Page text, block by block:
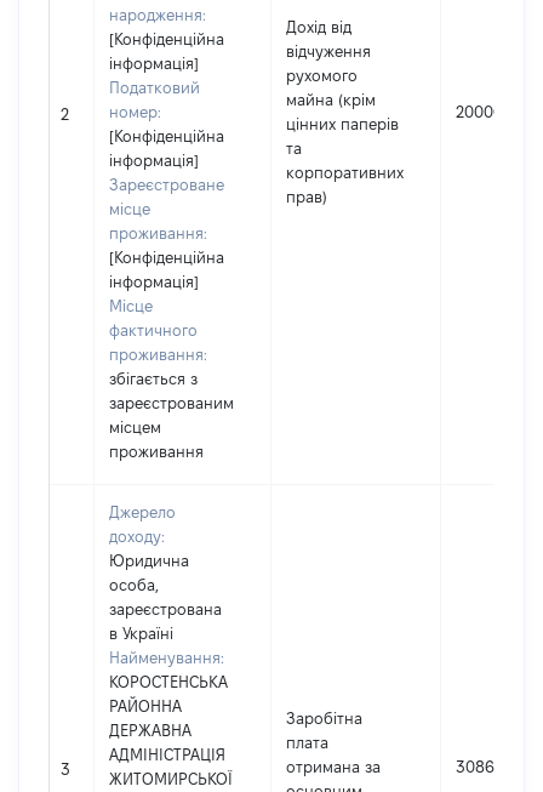
2
народження:
[Конфіденційна
інформація]
Податковий
номер:
[Конфіденційна
інформація]
Зареєстроване
місце
проживання:
[Конфіденційна
інформація]
Місце
фактичного
проживання:
збігається з
зареєстрованим
місцем
проживання
Дохід від
відчуження
рухомого
майна (крім
цінних паперів
та
корпоративних
прав)
200000
3
Джерело
доходу:
Юридична
особа,
зареєстрована
в Україні
Найменування:
КОРОСТЕНСЬКА
РАЙОННА
ДЕРЖАВНА
АДМІНІСТРАЦІЯ
ЖИТОМИРСЬКОЇ
Заробітна
плата
отримана за
308620